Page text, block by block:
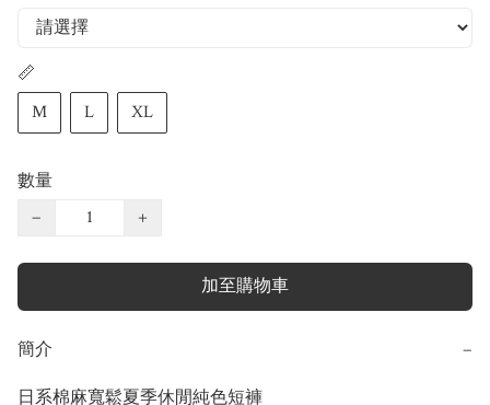
📏
M
L XL
數量
−
+
加至購物車
簡介 −
日系棉麻寬鬆夏季休閒純色短褲